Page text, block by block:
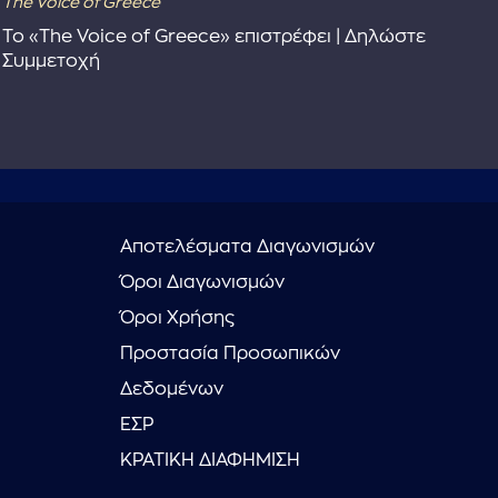
Το «The Voice of Greece» επιστρέφει | Δηλώστε
Συμμετοχή
Αποτελέσματα Διαγωνισμών
Όροι Διαγωνισμών
Όροι Χρήσης
Προστασία Προσωπικών
Δεδομένων
ΕΣΡ
ΚΡΑΤΙΚΗ ΔΙΑΦΗΜΙΣΗ